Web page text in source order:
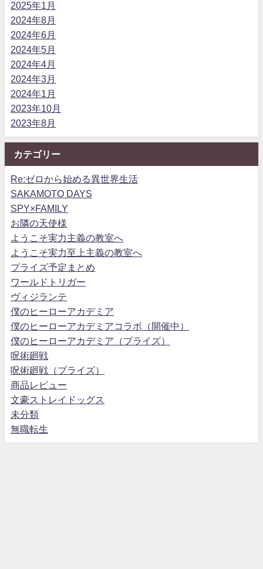
2025年1月
2024年8月
2024年6月
2024年5月
2024年4月
2024年3月
2024年1月
2023年10月
2023年8月
カテゴリー
Re:ゼロから始める異世界生活
SAKAMOTO DAYS
SPY×FAMILY
お隣の天使様
ようこそ実力主義の教室へ
ようこそ実力至上主義の教室へ
プライズ予定まとめ
ワールドトリガー
ヴィジランテ
僕のヒーローアカデミア
僕のヒーローアカデミアコラボ（開催中）
僕のヒーローアカデミア（プライズ）
呪術廻戦
呪術廻戦（プライズ）
商品レビュー
文豪ストレイドッグス
未分類
無職転生